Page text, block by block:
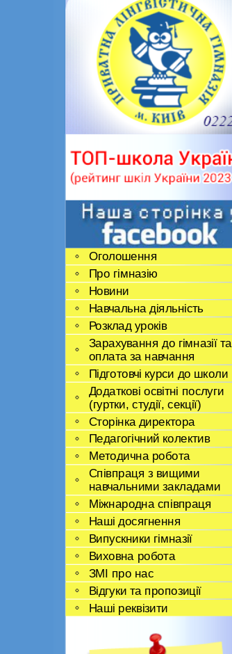
Оголошення
Про гімназію
Новини
Навчальна діяльність
Розклад уроків
Зарахування до гімназії та
оплата за навчання
Підготовчі курси до школи
Додаткові освітні послуги
(гуртки, студії, секції)
Сторінка директора
Педагогічний колектив
Методична робота
Співпраця з вищими
навчальними закладами
Міжнародна співпраця
Наші досягнення
Випускники гімназії
Виховна робота
ЗМІ про нас
Відгуки та пропозиції
Наші реквізити